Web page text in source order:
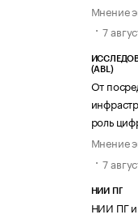
Мнение
7
(ABL)
От
роль
Мнение
7
НИИ ПГ
НИИ ПГ и